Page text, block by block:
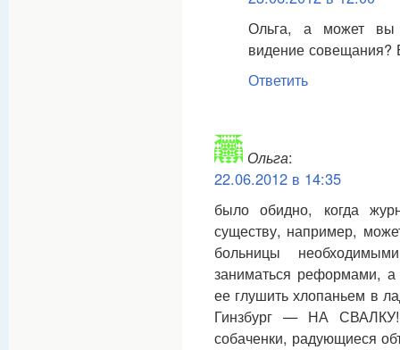
Ольга, а может вы
видение совещания?
Ответить
Ольга:
22.06.2012 в 14:35
было обидно, когда
существу, например,
больницы
заниматься реформами,
ее глушить хлопаньем в
Гинзбург — НА
собаченки, радующиеся